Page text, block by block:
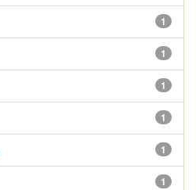
1
1
1
1
1
1